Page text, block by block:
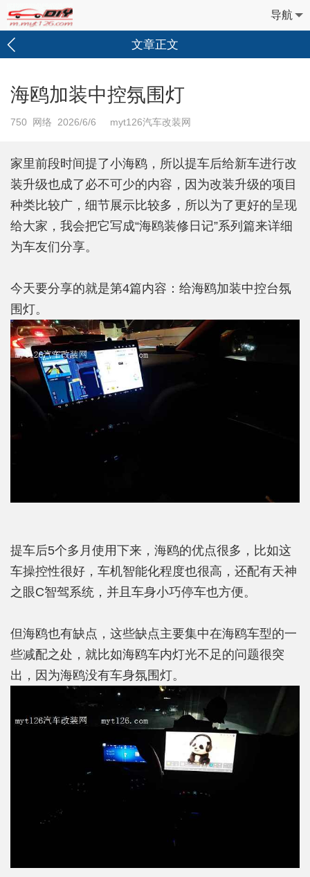
导航
文章正文
海鸥加装中控氛围灯
750 网络 2026/6/6 myt126汽车改装网
家里前段时间提了小海鸥，所以提车后给新车进行改
装升级也成了必不可少的内容，因为改装升级的项目
种类比较广，细节展示比较多，所以为了更好的呈现
给大家，我会把它写成“海鸥装修日记”系列篇来详细
为车友们分享。
今天要分享的就是第4篇内容：给海鸥加装中控台氛
围灯。
提车后5个多月使用下来，海鸥的优点很多，比如这
车操控性很好，车机智能化程度也很高，还配有天神
之眼C智驾系统，并且车身小巧停车也方便。
但海鸥也有缺点，这些缺点主要集中在海鸥车型的一
些减配之处，就比如海鸥车内灯光不足的问题很突
出，因为海鸥没有车身氛围灯。